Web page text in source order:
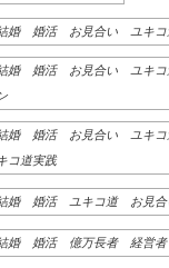
婚 婚活 お見合い ユキコ
婚 婚活 お見合い ユキ
婚 婚活 お見合い ユキ
コ道実践
婚 婚活 ユキコ道 お見合
婚 婚活 億万長者 経営者